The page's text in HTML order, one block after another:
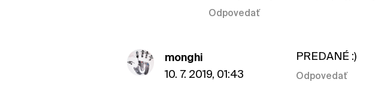
Odpovedať
monghi
10. 7. 2019, 01:43
PREDANÉ :)
Odpovedať